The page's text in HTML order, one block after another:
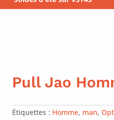
Pull Jao
Étiquettes : Homme, man,